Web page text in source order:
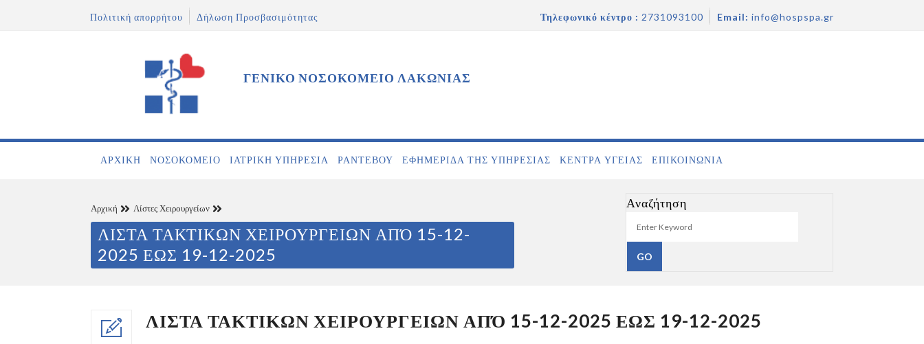
Πολιτική απορρήτου Δήλωση Προσβασιμότητας Τηλεφωνικό κέντρο : 2731093100 Email: info@hospspa.gr
ΓΕΝΙΚΟ ΝΟΣΟΚΟΜΕΙΟ ΛΑΚΩΝΙΑΣ
ΑΡΧΙΚΉ ΝΟΣΟΚΟΜΕΊΟ ΙΑΤΡΙΚΉ ΥΠΗΡΕΣΊΑ ΡΑΝΤΕΒΟΎ ΕΦΗΜΕΡΊΔΑ ΤΗΣ ΥΠΗΡΕΣΊΑΣ ΚΕΝΤΡΑ ΥΓΕΙΑΣ ΕΠΙΚΟΙΝΩΝΊΑ
Αρχική Λίστες Χειρουργείων
ΛΙΣΤΑ ΤΑΚΤΙΚΩΝ ΧΕΙΡΟΥΡΓΕΙΩΝ ΑΠΌ 15-12-
2025 ΕΩΣ 19-12-2025
Αναζήτηση
ΛΙΣΤΑ ΤΑΚΤΙΚΩΝ ΧΕΙΡΟΥΡΓΕΙΩΝ ΑΠΌ 15-12-2025 ΕΩΣ 19-12-2025